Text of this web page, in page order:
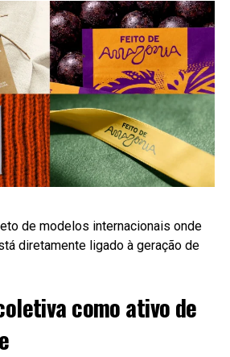
de modelos internacionais onde
diretamente ligado à geração de
como ativo de